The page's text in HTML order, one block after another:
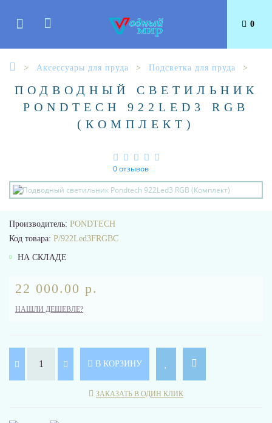
0
Аксессуары для пруда Подсветка для пруда
ПОДВОДНЫЙ СВЕТИЛЬНИК
PONDTECH 922LED3 RGB
(КОМПЛЕКТ)
0 отзывов
Производитель: PONDTECH
Код товара: P/922Led3FRGBC
НА СКЛАДЕ
22 000.00 р.
НАШЛИ ДЕШЕВЛЕ?
В КОРЗИНУ
ЗАКАЗАТЬ В ОДИН КЛИК